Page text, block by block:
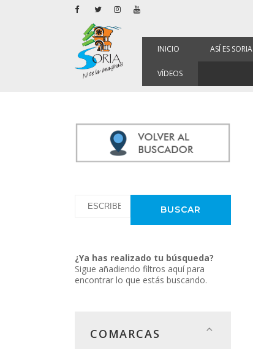
INICIO ASÍ ES SORIA
VÍDEOS
¿Ya has realizado tu búsqueda?
Sigue añadiendo filtros aquí para
encontrar lo que estás buscando.
COMARCAS